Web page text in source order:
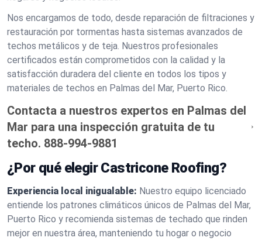
Nos encargamos de todo, desde reparación de filtraciones y
restauración por tormentas hasta sistemas avanzados de
techos metálicos y de teja. Nuestros profesionales
certificados están comprometidos con la calidad y la
satisfacción duradera del cliente en todos los tipos y
materiales de techos en Palmas del Mar, Puerto Rico.
Contacta a nuestros expertos en Palmas del
Mar para una inspección gratuita de tu
techo. 888-994-9881
¿Por qué elegir Castricone Roofing?
Experiencia local inigualable: Nuestro equipo licenciado
entiende los patrones climáticos únicos de Palmas del Mar,
Puerto Rico y recomienda sistemas de techado que rinden
mejor en nuestra área, manteniendo tu hogar o negocio